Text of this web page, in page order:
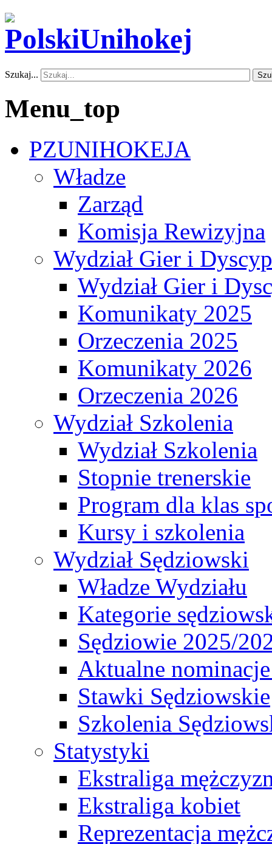
Szukaj...
Menu_top
PZUNIHOKEJA
Władze
Zarząd
Komisja Rewizyjna
Wydział Gier i
Wydział Gier i
Komunikaty 2025
Orzeczenia 2025
Komunikaty 2026
Orzeczenia 2026
Wydział Szkolenia
Wydział Szkolenia
Stopnie trenerskie
Program dla klas
Kursy i szkolenia
Wydział Sędziowski
Władze Wydziału
Kategorie
Sędziowie 2025/
Aktualne
Stawki Sędziowskie
Szkolenia
Statystyki
Ekstraliga
Ekstraliga kobiet
Reprezentacja